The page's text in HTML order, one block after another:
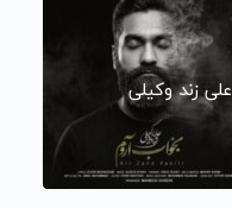
علی زند وکیلی